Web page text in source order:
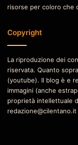
risorse per coloro che
Copyright
La riproduzione dei
riservata. Quanto
(youtube). Il blog è e
immagini (anche
proprietà intellettuale
redazione@cilentano.it